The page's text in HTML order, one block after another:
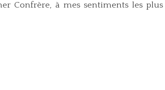
Confrère, à mes sentiments les plus